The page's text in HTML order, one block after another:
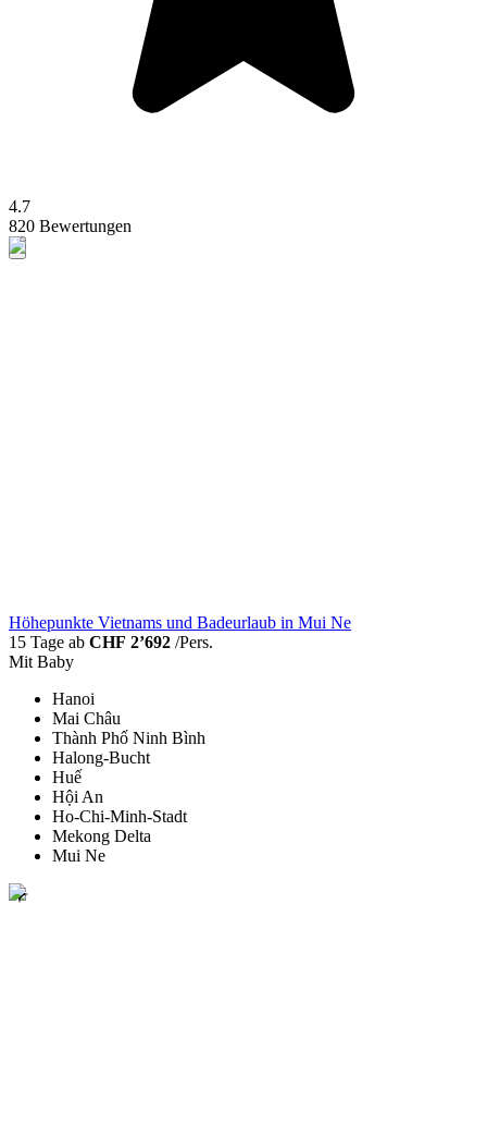
4.7
820 Bewertungen
Höhepunkte Vietnams und Badeurlaub in Mui Ne
15 Tage ab CHF 2’692 /Pers.
Mit Baby
Hanoi
Mai Châu
Thành Phố Ninh Bình
Halong-Bucht
Huế
Hội An
Ho-Chi-Minh-Stadt
Mekong Delta
Mui Ne